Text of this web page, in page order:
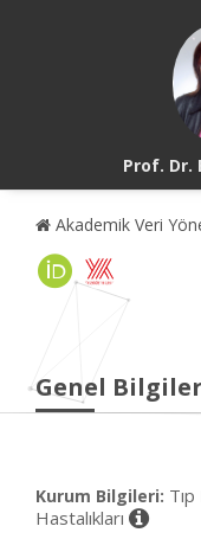
Prof. Dr.
Akademik Veri
Genel Bilgiler
Kurum Bilgileri:
Hastalıkları